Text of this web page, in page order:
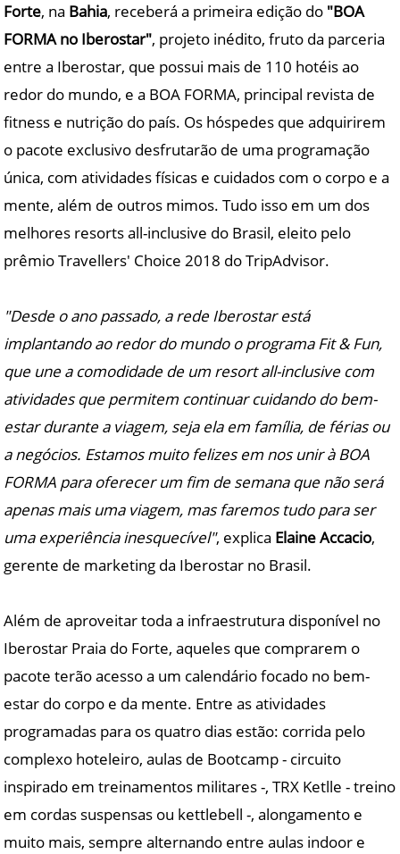
Forte, na Bahia, receberá a primeira edição do "BOA
FORMA no Iberostar", projeto inédito, fruto da parceria
entre a Iberostar, que possui mais de 110 hotéis ao
redor do mundo, e a BOA FORMA, principal revista de
fitness e nutrição do país. Os hóspedes que adquirirem
o pacote exclusivo desfrutarão de uma programação
única, com atividades físicas e cuidados com o corpo e a
mente, além de outros mimos. Tudo isso em um dos
melhores resorts all-inclusive do Brasil, eleito pelo
prêmio Travellers' Choice 2018 do TripAdvisor.
"Desde o ano passado, a rede Iberostar está
implantando ao redor do mundo o programa Fit & Fun,
que une a comodidade de um resort all-inclusive com
atividades que permitem continuar cuidando do bem-
estar durante a viagem, seja ela em família, de férias ou
a negócios. Estamos muito felizes em nos unir à BOA
FORMA para oferecer um fim de semana que não será
apenas mais uma viagem, mas faremos tudo para ser
uma experiência inesquecível", explica Elaine Accacio,
gerente de marketing da Iberostar no Brasil.
Além de aproveitar toda a infraestrutura disponível no
Iberostar Praia do Forte, aqueles que comprarem o
pacote terão acesso a um calendário focado no bem-
estar do corpo e da mente. Entre as atividades
programadas para os quatro dias estão: corrida pelo
complexo hoteleiro, aulas de Bootcamp - circuito
inspirado em treinamentos militares -, TRX Ketlle - treino
em cordas suspensas ou kettlebell -, alongamento e
muito mais, sempre alternando entre aulas indoor e